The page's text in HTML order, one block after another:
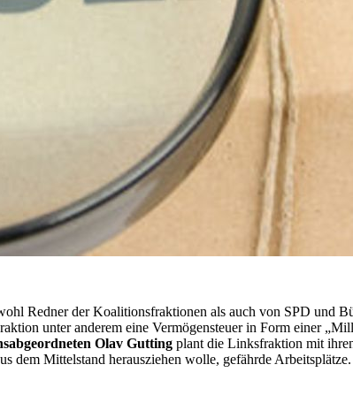
Redner der Koalitionsfraktionen als auch von SPD und
unter anderem eine Vermögensteuer in Form einer
Olav Gutting plant die Linksfraktion mit
dem Mittelstand herausziehen wolle, gefährde Arbeitsplätze.